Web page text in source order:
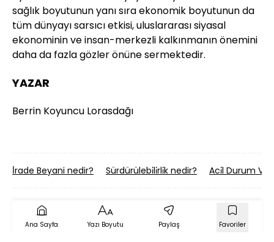
sağlık boyutunun yanı sıra ekonomik boyutunun da
tüm dünyayı sarsıcı etkisi, uluslararası siyasal
ekonominin ve insan-merkezli kalkınmanın önemini
daha da fazla gözler önüne sermektedir.
YAZAR
Berrin Koyuncu Lorasdağı
İ̇rade Beyani nedir? Sürdürülebi̇li̇rli̇k nedir? Aci̇l Durum Ve
Ana Sayfa Yazı Boyutu Paylaş Favoriler